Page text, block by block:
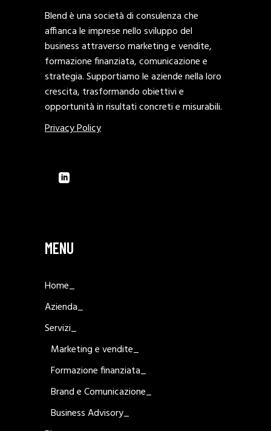
Blend è una società di consulenza che
affianca le imprese nello sviluppo del
business attraverso marketing e vendite,
formazione finanziata, comunicazione e
strategia. Supportiamo le aziende nella loro
crescita, trasformando obiettivi e
opportunità in risultati concreti e misurabili.
Privacy Policy
MENU
Home_
Azienda_
Servizi_
Marketing e vendite_
Formazione finanziata_
Brand e Comunicazione_
Business Advisory_